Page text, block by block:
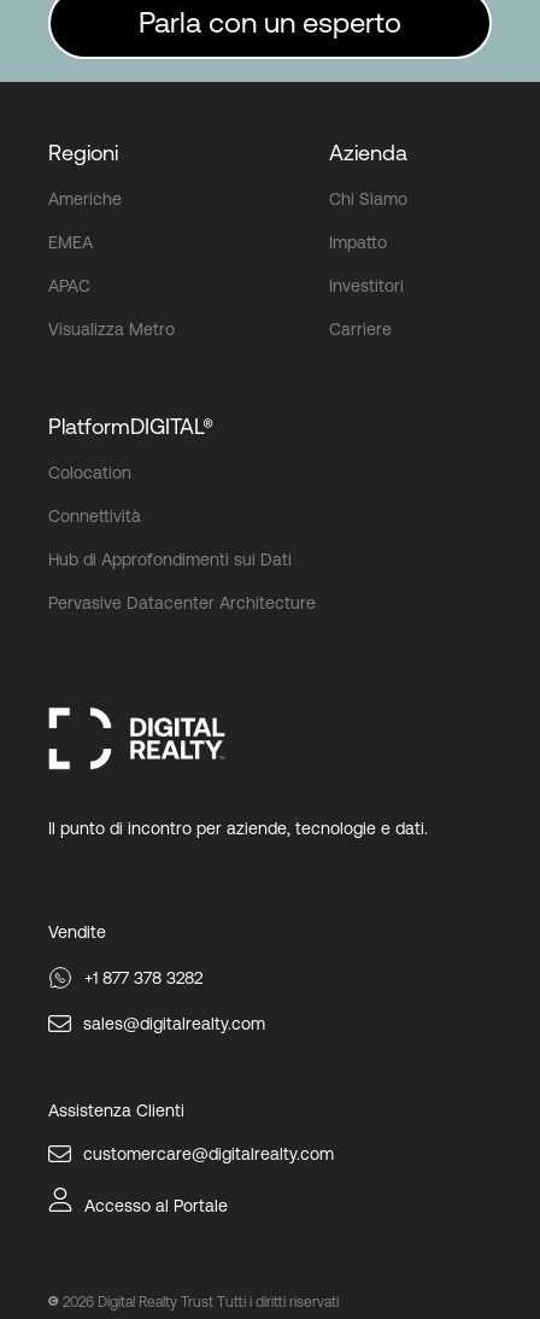
Parla con un esperto
Regioni
Americhe
EMEA
APAC
Visualizza Metro
Azienda
Chi Siamo
Impatto
Investitori
Carriere
PlatformDIGITAL®
Colocation
Connettività
Hub di Approfondimenti sui Dati
Pervasive Datacenter Architecture
Il punto di incontro per aziende, tecnologie e dati.
Vendite
+1 877 378 3282
sales@digitalrealty.com
Assistenza Clienti
customercare@digitalrealty.com
Accesso al Portale
2026 Digital Realty Trust Tutti i diritti riservati